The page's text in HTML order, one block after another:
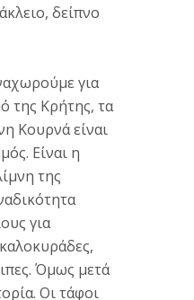
δείπνο
για
της Κρήτης, τα
Κουρνά είναι
Είναι η
της
για
Όμως μετά
Οι τάφοι